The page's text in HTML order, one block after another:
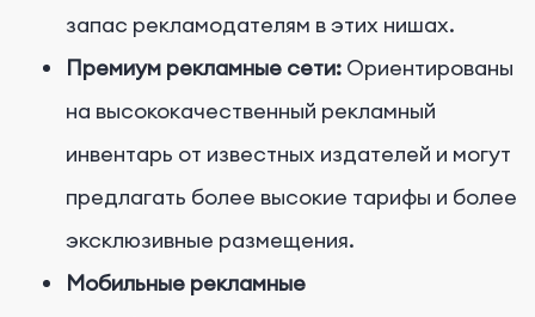
запас рекламодателям в этих нишах.
Премиум рекламные сети: Ориентированы
на высококачественный рекламный
инвентарь от известных издателей и могут
предлагать более высокие тарифы и более
эксклюзивные размещения.
Мобильные рекламные